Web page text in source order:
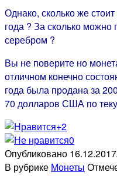
Однако, сколько же
года ? За сколько можно
серебром ?
Вы не поверите но
отличном конечно
года была продана за
70 долларов США по
+2
0
Опубликовано 16.12.2017
В рубрике Монеты